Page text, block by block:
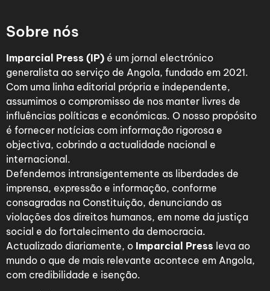
Sobre nós
Imparcial Press (IP) é um jornal electrónico
generalista ao serviço de Angola, fundado em 2021.
Com uma linha editorial própria e independente,
assumimos o compromisso de nos manter livres de
influências políticas e económicas. O nosso propósito
é fornecer notícias com informação rigorosa e
objectiva, cobrindo a actualidade nacional e
internacional.
Defendemos intransigentemente as liberdades de
imprensa, expressão e informação, conforme
consagradas na Constituição, denunciando as
violações dos direitos humanos, em nome da justiça
social e do fortalecimento da democracia.
Actualizado diariamente, o Imparcial Press leva ao
mundo o que de mais relevante acontece em Angola,
com credibilidade e isenção.